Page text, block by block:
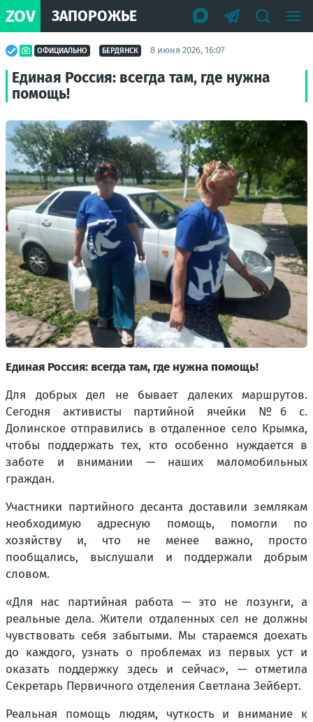
ZOV ЗАПОРОЖЬЕ
ОФИЦИАЛЬНО БЕРДЯНСК 8 июня 2026, 16:07
Единая Россия: всегда там, где нужна
помощь!
Единая Россия: всегда там, где нужна помощь!
Для добрых дел не бывает далеких маршрутов.
Сегодня активисты партийной ячейки №6 с.
Долинское отправились в отдаленное село Крымка,
чтобы поддержать тех, кто особенно нуждается в
заботе и внимании — наших маломобильных
граждан.
Участники партийного десанта доставили землякам
необходимую адресную помощь, помогли по
хозяйству и, что не менее важно, просто
пообщались, выслушали и поддержали добрым
словом.
«Для нас партийная работа — это не лозунги, а
реальные дела. Жители отдаленных сел не должны
чувствовать себя забытыми. Мы стараемся доехать
до каждого, узнать о проблемах из первых уст и
оказать поддержку здесь и сейчас», — отметила
Секретарь Первичного отделения Светлана Зейберт.
Реальная помощь людям, чуткость и внимание к